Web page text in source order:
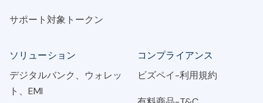
サポート対象トークン
ソリューション
デジタルバンク、ウォレッ
ト、EMI
コンプライアンス
ビズペイ-利用規約